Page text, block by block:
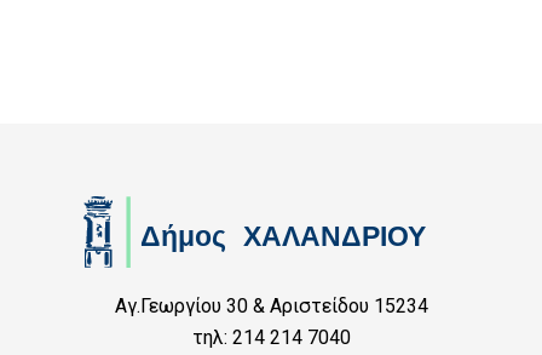
Αγ.Γεωργίου 30 & Αριστείδου 15234
τηλ: 214 214 7040